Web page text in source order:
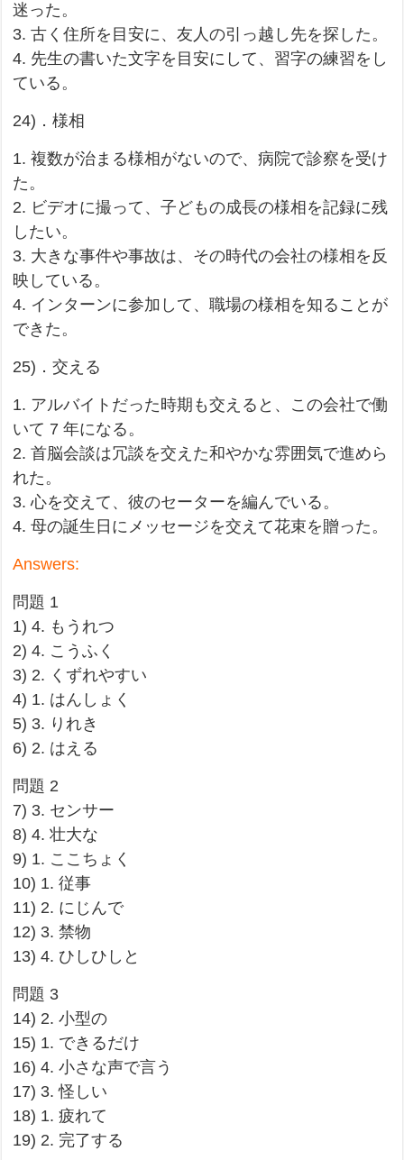
迷った。
3. 古く住所を目安に、友人の引っ越し先を探した。
4. 先生の書いた文字を目安にして、習字の練習をし
ている。
24)．様相
1. 複数が治まる様相がないので、病院で診察を受け
た。
2. ビデオに撮って、子どもの成長の様相を記録に残
したい。
3. 大きな事件や事故は、その時代の会社の様相を反
映している。
4. インターンに参加して、職場の様相を知ることが
できた。
25)．交える
1. アルバイトだった時期も交えると、この会社で働
いて 7 年になる。
2. 首脳会談は冗談を交えた和やかな雰囲気で進めら
れた。
3. 心を交えて、彼のセーターを編んでいる。
4. 母の誕生日にメッセージを交えて花束を贈った。
Answers:
問題 1
1) 4. もうれつ
2) 4. こうふく
3) 2. くずれやすい
4) 1. はんしょく
5) 3. りれき
6) 2. はえる
問題 2
7) 3. センサー
8) 4. 壮大な
9) 1. ここちょく
10) 1. 従事
11) 2. にじんで
12) 3. 禁物
13) 4. ひしひしと
問題 3
14) 2. 小型の
15) 1. できるだけ
16) 4. 小さな声で言う
17) 3. 怪しい
18) 1. 疲れて
19) 2. 完了する